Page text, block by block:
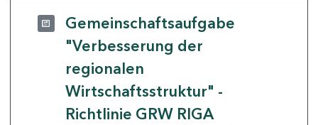
Gemeinschaftsaufgabe
"Verbesserung der
regionalen
Wirtschaftsstruktur" -
Richtlinie GRW RIGA